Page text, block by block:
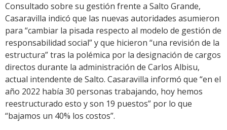
Consultado sobre su gestión frente a Salto Grande,
Casaravilla indicó que las nuevas autoridades asumieron
para “cambiar la pisada respecto al modelo de gestión de
responsabilidad social” y que hicieron “una revisión de la
estructura” tras la polémica por la designación de cargos
directos durante la administración de Carlos Albisu,
actual intendente de Salto. Casaravilla informó que “en el
año 2022 había 30 personas trabajando, hoy hemos
reestructurado esto y son 19 puestos” por lo que
“bajamos un 40% los costos”.